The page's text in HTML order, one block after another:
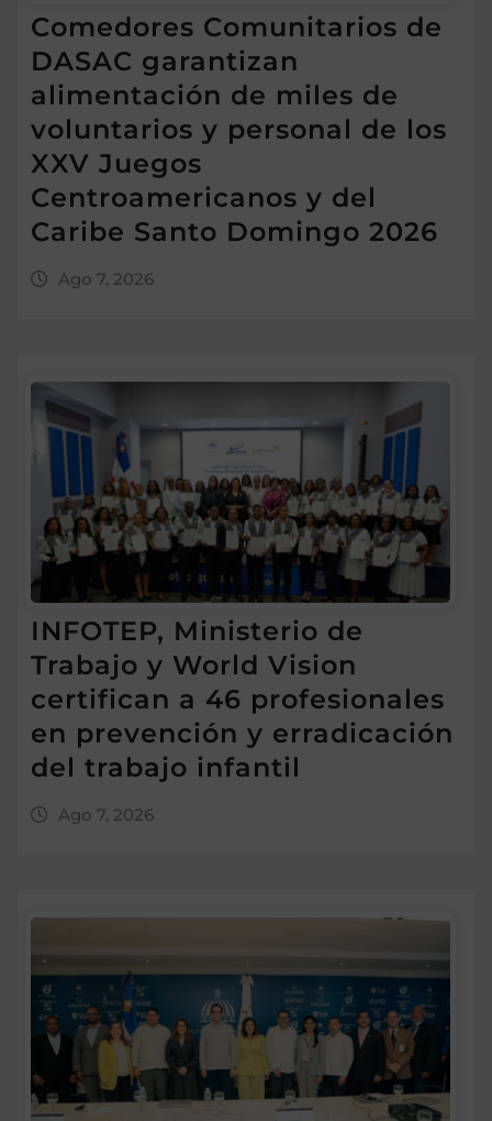
Comedores Comunitarios de
DASAC garantizan
alimentación de miles de
voluntarios y personal de los
XXV Juegos
Centroamericanos y del
Caribe Santo Domingo 2026
Ago 7, 2026
INFOTEP, Ministerio de
Trabajo y World Vision
certifican a 46 profesionales
en prevención y erradicación
del trabajo infantil
Ago 7, 2026